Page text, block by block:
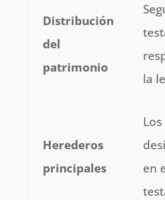
Distribución
del
patrimonio
la
Herederos
principales
Los
en